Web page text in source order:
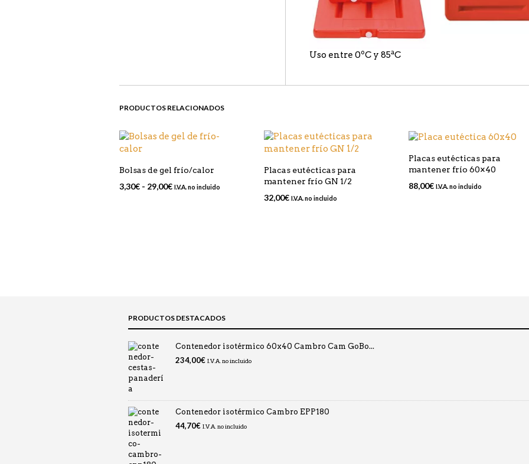
Uso entre 0ºC y 85ªC
PRODUCTOS RELACIONADOS
Bolsas de gel frío/calor
3,30€ - 29,00€Rango
I.V.A. no incluido
Placas eutécticas para
mantener frío GN 1/2
32,00€ I.V.A. no incluido
Placas eutécticas para
mantener frío 60×40
88,00€ I.V.A. no incluido
PRODUCTOS DESTACADOS
Contenedor isotérmico 60x40 Cambro Cam GoBo...
234,00€ I.V.A. no incluido
Contenedor isotérmico Cambro EPP180
44,70€ I.V.A. no incluido